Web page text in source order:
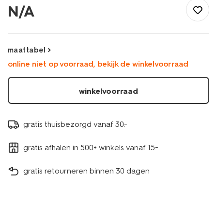
t-
shirt-
corduroy-
bloemen-
33049570BROWN.html
N/A
maattabel
online niet op voorraad, bekijk de winkelvoorraad
winkelvoorraad
gratis thuisbezorgd vanaf 30.-
gratis afhalen in 500+ winkels vanaf 15.-
gratis retourneren binnen 30 dagen